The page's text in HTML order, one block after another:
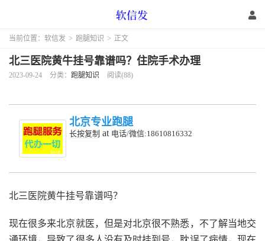
当前位置： 软信发 > 跑腿知识 > 正文
北三医院黄牛挂号靠谱吗？住院手术办理
2023-09-24 分类： 跑腿知识 阅读(88)
北京专业跑腿
长按复制 at 电话/微信:18610816332
北三医院黄牛挂号靠谱吗？
现在很多来北京就医，但是对北京很不熟悉，不了解当地交